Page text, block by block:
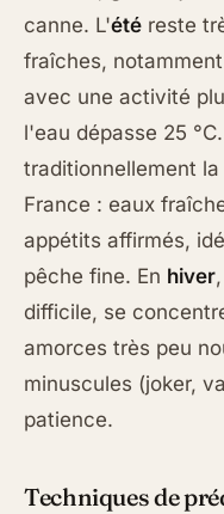
canne. L'été reste
fraîches,
avec une activité
l'eau dépasse 25
traditionnellement
France : eaux
appétits affirmés,
pêche fine. En hiver
difficile, se
amorces très peu
minuscules (joker,
patience.
Techniques de